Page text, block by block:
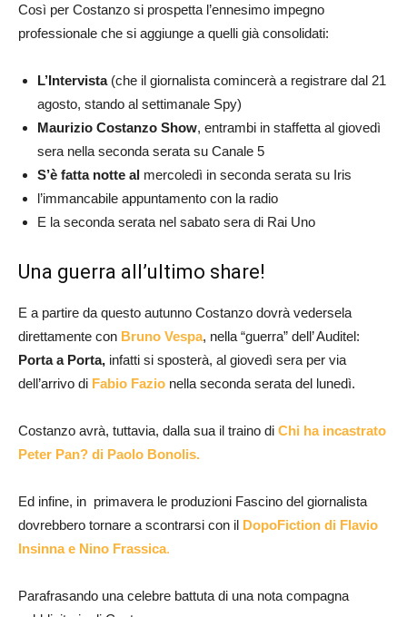
Così per Costanzo si prospetta l’ennesimo impegno
professionale che si aggiunge a quelli già consolidati:
L’Intervista(che il giornalista comincerà a registrare dal 21
agosto, stando al settimanale Spy)
Maurizio Costanzo Show, entrambi in staffetta al giovedì
sera nella seconda serata su Canale 5
S’è fatta notte al mercoledì in seconda serata su Iris
l’immancabile appuntamento con la radio
E la seconda serata nel sabato sera di Rai Uno
Una guerra all’ultimo share!
E a partire da questo autunno Costanzo dovrà vedersela
direttamente con Bruno Vespa, nella “guerra” dell’ Auditel:
Porta a Porta, infatti si sposterà, al giovedì sera per via
dell’arrivo di Fabio Fazio nella seconda serata del lunedì.
Costanzo avrà, tuttavia, dalla sua il traino di Chi ha incastrato
Peter Pan? di Paolo Bonolis.
Ed infine, in primavera le produzioni Fascino del giornalista
dovrebbero tornare a scontrarsi con il DopoFiction di Flavio
Insinna e Nino Frassica.
Parafrasando una celebre battuta di una nota compagna